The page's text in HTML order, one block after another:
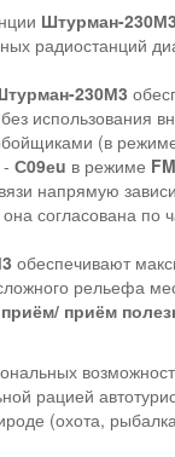
Штурман-230М3
радиостанций
230М3
использования
(в
С09еu в режиме FM
напрямую
согласована по
обеспечивают
рельефа
приём
рацией
(охота,